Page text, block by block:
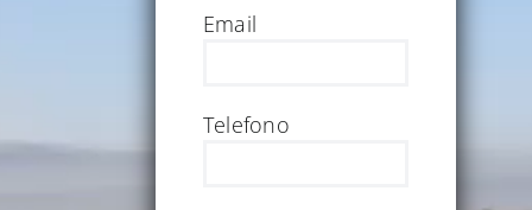
Email
Telefono